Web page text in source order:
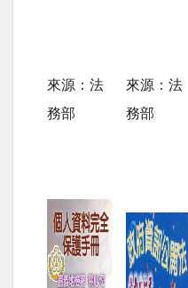
來源：法
務部
來源：法
務部